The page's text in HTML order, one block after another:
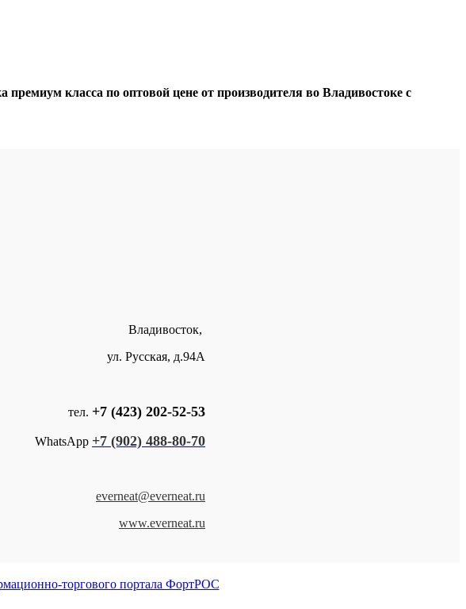
класса по оптовой цене от производителя во Владивостоке с
Владивосток,
ул. Русская, д.94А
тел. +7 (423) 202-52-53
WhatsApp +7 (902) 488-80-70
everneat@everneat.ru
www.everneat.ru
торгового портала ФортРОС